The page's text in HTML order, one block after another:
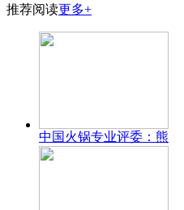
推荐阅读更多+
中国火锅专业评委：熊